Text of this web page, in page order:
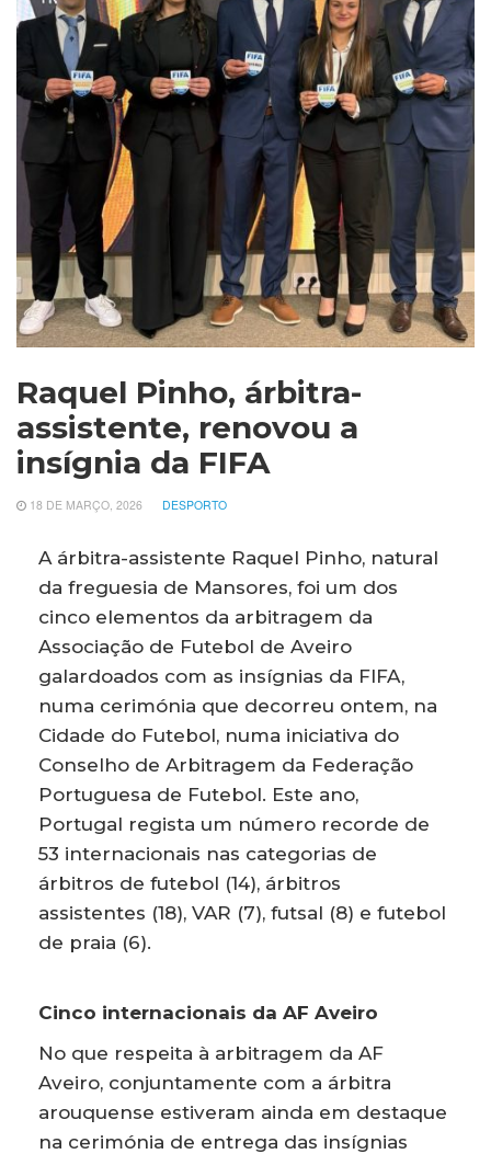
Raquel Pinho, árbitra-
assistente, renovou a
insígnia da FIFA
18 DE MARÇO, 2026 DESPORTO
A árbitra-assistente Raquel Pinho, natural
da freguesia de Mansores, foi um dos
cinco elementos da arbitragem da
Associação de Futebol de Aveiro
galardoados com as insígnias da FIFA,
numa cerimónia que decorreu ontem, na
Cidade do Futebol, numa iniciativa do
Conselho de Arbitragem da Federação
Portuguesa de Futebol. Este ano,
Portugal regista um número recorde de
53 internacionais nas categorias de
árbitros de futebol (14), árbitros
assistentes (18), VAR (7), futsal (8) e futebol
de praia (6).
Cinco internacionais da AF Aveiro
No que respeita à arbitragem da AF
Aveiro, conjuntamente com a árbitra
arouquense estiveram ainda em destaque
na cerimónia de entrega das insígnias